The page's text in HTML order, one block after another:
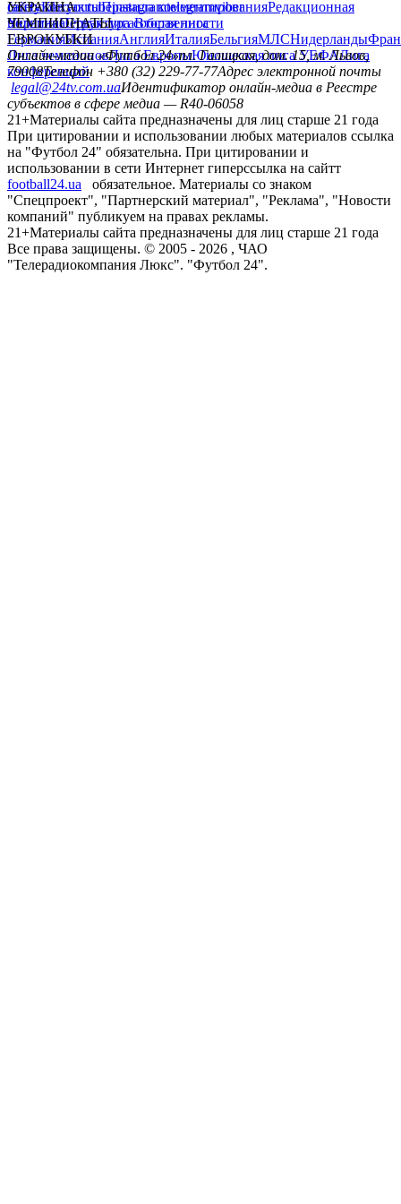
сайтуКонтактыПравила комментированияРедакционная
политикаСтруктура собственности
facebookxyoutubeinstagramtelegramviber
УКРАИНА
УкраинаПервая лигаВторая лига
ЧЕМПИОНАТЫ
ГерманияИспанияАнглияИталияБельгияМЛСНидерланды
ЕВРОКУБКИ
Лига чемпионовЛига ЕвропыЮношеская лига УЕФАЛига
конференций
Онлайн-медиа «Футбол 24»пл. Галицкая, дом. 15, м. Львов,
79008Телефон +380 (32) 229-77-77Адрес электронной почты
legal@24tv.com.uaИдентификатор онлайн-медиа в Реестре
субъектов в сфере медиа — R40-06058
21+Материалы сайта предназначены для лиц старше 21 года
При цитировании и использовании любых материалов ссылка
на "Футбол 24" обязательна. При цитировании и
использовании в сети Интернет гиперссылка на сайтт
football24.ua
обязательное. Материалы со знаком
"Спецпроект", "Партнерский материал", "Реклама", "Новости
компаний" публикуем на правах рекламы.
21+Материалы сайта предназначены для лиц старше 21 года
Все права защищены. © 2005 - 2026 , ЧАО
"Телерадиокомпания Люкс". "Футбол 24".